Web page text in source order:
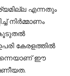
എന്നതും
നിർമ്മാണം
കൂടുതൽ
കേരളത്തിൽ
ഈ